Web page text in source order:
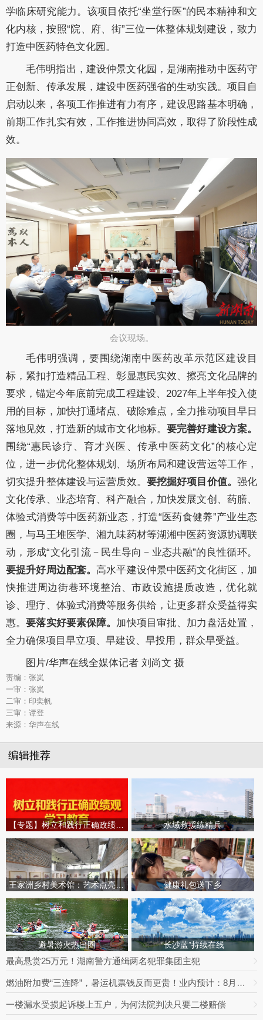
学临床研究能力。 该项目 依托“坐堂行医”的民本精神和文
化内核，按照“院、府、街”三位一体整体规划建设，致力
打造中医药特色文化园。
毛伟明指出，建设仲景文化园， 是湖南推动中医药守
正创新、传承发展，建设中医药强省的生动实践。项目自
启动以来， 各项工作推进有力有序， 建设思路基本明确，
前期工作扎实有效，工作推进协同高效，取得了阶段性成
效。
​会议现场。
毛伟明 强调，要围绕湖南中医药改革示范区建设目
标， 紧扣打造精品工程、彰显惠民实效、擦亮文化品牌的
要求，锚定今年底前完成工程建设、 2027年上半年投入使
用的目标，加快打通堵点、 破除难点，全力推动项目早日
落地见效，打造新的城市文化地标。 要完善好建设方案。
围绕“惠民诊疗、育才兴医、传承中医药文化”的核心定
位，进一步优化整体规划、场所布局和建设营运等工作，
切实提升整体建设与运营质效。 要挖掘好项目价值。 强化
文化传承、业态培育、科产融合，加快发展文创、药膳、
体验式消费等中医药新业态，打造“医药食健养”产业生态
圈，与马王堆医学、湘九味药材等湖湘中医药资源协调联
动，形成“文化引流－民生导向－业态共融”的良性循环。
要提升好周边配套。高水平建设仲景中医药文化街区， 加
快推进周边街巷环境整治、市政设施提质改造，优化就
诊、理疗、 体验式消费等服务供给，让更多群众受益得实
惠。要落实好要素保障。 加快项目审批、加力盘活处置，
全力确保项目早立项、早建设、早投用， 群众早受益。
图片/华声在线全媒体记者 刘尚文 摄
责编：张岚
一审：张岚
二审：印奕帆
三审：谭登
来源：华声在线
编辑推荐
水域救援练精兵
王家洲乡村美术馆：艺术点亮田园乡村 健康礼包送下乡
避暑游火热出圈 “长沙蓝”持续在线
最高悬赏25万元！湖南警方通缉两名犯罪集团主犯
燃油附加费“三连降”，暑运机票钱反而更贵！业内预计：8月下旬将迎回落拐点
一楼漏水受损起诉楼上五户，为何法院判决只要二楼赔偿